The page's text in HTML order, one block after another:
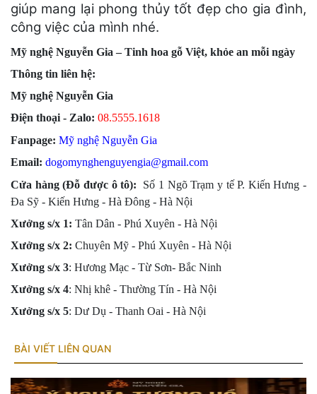
giúp mang lại phong thủy tốt đẹp cho gia đình,
công việc của mình nhé.
Mỹ nghệ Nguyễn Gia – Tinh hoa gỗ Việt, khỏe an mỗi ngày
Thông tin liên hệ:
Mỹ nghệ Nguyễn Gia
Điện thoại - Zalo: 08.5555.1618
Fanpage: Mỹ nghệ Nguyễn Gia
Email: dogomynghenguyengia@gmail.com
Cửa hàng (Đỗ được ô tô):
Số 1 Ngõ Trạm y tế P. Kiến Hưng -
Đa Sỹ - Kiến Hưng - Hà Đông - Hà Nội
Xưởng s/x 1: Tân Dân - Phú Xuyên - Hà Nội
Xưởng s/x 2: Chuyên Mỹ - Phú Xuyên - Hà Nội
Xưởng s/x 3: Hương Mạc - Từ Sơn- Bắc Ninh
Xưởng s/x 4: Nhị khê - Thường Tín - Hà Nội
Xưởng s/x 5: Dư Dụ - Thanh Oai - Hà Nội
BÀI VIẾT LIÊN QUAN